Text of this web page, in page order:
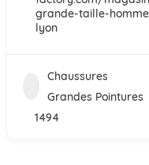
grande-taille-
lyon
Chaussures
Grandes Pointures
1494